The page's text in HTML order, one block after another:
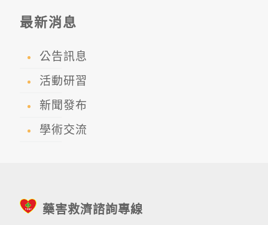
最新消息
公告訊息
活動研習
新聞發布
學術交流
藥害救濟諮詢專線